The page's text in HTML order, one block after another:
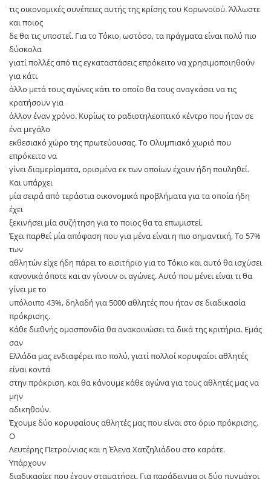
τις οικονομικές συνέπειες αυτής της κρίσης του Κορωνοϊού. Άλλωστε
και ποιος
δε θα τις υποστεί. Για το Τόκιο, ωστόσο, τα πράγματα είναι πολύ πιο
δύσκολα
γιατί πολλές από τις εγκαταστάσεις επρόκειτο να χρησιμοποιηθούν
για κάτι
άλλο μετά τους αγώνες κάτι το οποίο θα τους αναγκάσει να τις
κρατήσουν για
άλλον έναν χρόνο. Κυρίως το ραδιοτηλεοπτικό κέντρο που ήταν σε
ένα μεγάλο
εκθεσιακό χώρο της πρωτεύουσας. Το Ολυμπιακό χωριό που
επρόκειτο να
γίνει διαμερίσματα, ορισμένα εκ των οποίων έχουν ήδη πουληθεί.
Και υπάρχει
μία σειρά από τεράστια οικονομικά προβλήματα για τα οποία ήδη
έχει
ξεκινήσει μία συζήτηση για το ποιος θα τα επωμιστεί.
Έχει παρθεί μία απόφαση που για μένα είναι η πιο σημαντική, Το 57%
των
αθλητών είχε ήδη πάρει το εισιτήριο για το Τόκιο και αυτό θα ισχύσει
κανονικά όποτε και αν γίνουν οι αγώνες. Αυτό που μένει είναι τι θα
γίνει με το
υπόλοιπο 43%, δηλαδή για 5000 αθλητές που ήταν σε διαδικασία
πρόκρισης.
Κάθε διεθνής ομοσπονδία θα ανακοινώσει τα δικά της κριτήρια. Εμάς
σαν
Ελλάδα μας ενδιαφέρει πιο πολύ, γιατί πολλοί κορυφαίοι αθλητές
είναι κοντά
στην πρόκριση, και θα κάνουμε κάθε αγώνα για τους αθλητές μας να
μην
αδικηθούν.
Έχουμε δύο κορυφαίους αθλητές μας που είναι στο όριο πρόκρισης.
Ο
Λευτέρης Πετρούνιας και η Έλενα Χατζηλιάδου στο καράτε.
Υπάρχουν
διαδικασίες που έχουν σταματήσει. Για παράδειγμα οι δύο πυγμάχοι